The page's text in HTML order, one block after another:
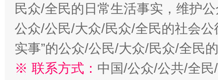
民众/全民的日常生活事实，维护
公众/公民/大众/民众/全民的社会公
实事”的公众/公民/大众/民众/全民
※ 联系方式： 中国/公众/公共/全